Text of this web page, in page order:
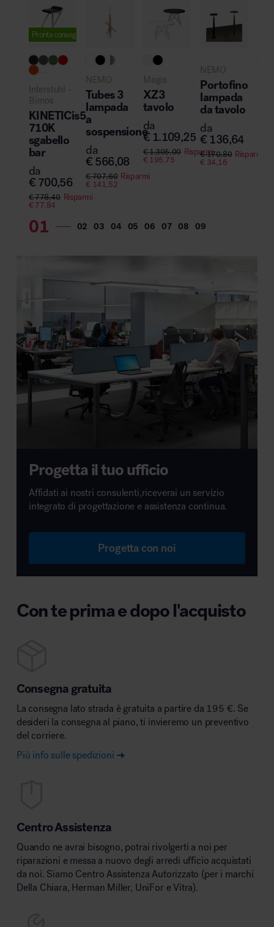
Pronta consegna
...
Interstuhl -
Bimos
KINETICis5
710K
sgabello
bar
da
€ 700,56
€778,40 Risparmi
€77,84
NEMO
Tubes 3
lampada
a
sospensione
da
€ 566,08
€707,60 Risparmi
€141,52
Magis
XZ3
tavolo
da
€ 1.109,25
€1.305,00 Risparmi
€195,75
NEMO
Portofino
lampada
da tavolo
da
€ 136,64
€170,80 Risparmi
€34,16
Progetta il tuo ufficio
Affidati ai nostri consulenti,riceverai un servizio
integrato di progettazione e assistenza continua.
Progetta con noi
Con te prima e dopo l'acquisto
Consegna gratuita
La consegna lato strada è gratuita a partire da 195 €. Se
desideri la consegna al piano, ti invieremo un preventivo
del corriere.
Più info sulle spedizioni
Centro Assistenza
Quando ne avrai bisogno, potrai rivolgerti a noi per
riparazioni e messa a nuovo degli arredi ufficio acquistati
da noi. Siamo Centro Assistenza Autorizzato (per i marchi
Della Chiara, Herman Miller, UniFor e Vitra).